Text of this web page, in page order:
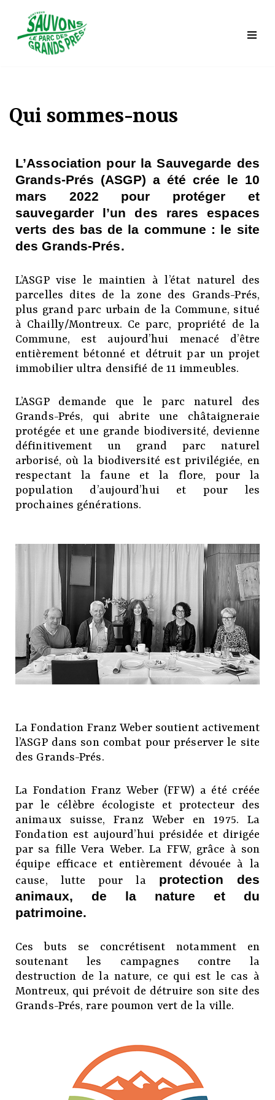
Saltar
Qui sommes-nous
L’Association pour la Sauvegarde des
Grands-Prés (ASGP) a été crée le 10
mars 2022 pour protéger et
sauvegarder l’un des rares espaces
verts des bas de la commune : le site
des Grands-Prés.
L’ASGP vise le maintien à l’état naturel des
parcelles dites de la zone des Grands-Prés,
plus grand parc urbain de la Commune, situé
à Chailly/Montreux. Ce parc, propriété de la
Commune, est aujourd’hui menacé d’être
entièrement bétonné et détruit par un projet
immobilier ultra densifié de 11 immeubles.
L’ASGP demande que le parc naturel des
Grands-Prés, qui abrite une châtaigneraie
protégée et une grande biodiversité, devienne
définitivement un grand parc naturel
arborisé, où la biodiversité est privilégiée, en
respectant la faune et la flore, pour la
population d’aujourd’hui et pour les
prochaines générations.
La Fondation Franz Weber soutient activement
l’ASGP dans son combat pour préserver le site
des Grands-Prés.
La Fondation Franz Weber (FFW) a été créée
par le célèbre écologiste et protecteur des
animaux suisse, Franz Weber en 1975. La
Fondation est aujourd’hui présidée et dirigée
par sa fille Vera Weber. La FFW, grâce à son
équipe efficace et entièrement dévouée à la
cause, lutte pour la protection des
animaux, de la nature et du
patrimoine.
Ces buts se concrétisent notamment en
soutenant les campagnes contre la
destruction de la nature, ce qui est le cas à
Montreux, qui prévoit de détruire son site des
Grands-Prés, rare poumon vert de la ville.